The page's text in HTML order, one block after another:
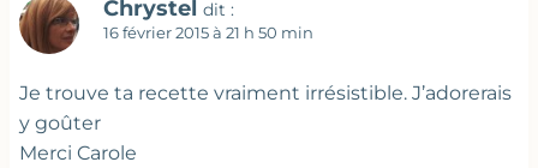
Chrystel dit :
16 février 2015 à 21 h 50 min
Je trouve ta recette vraiment irrésistible. J’adorerais
y goûter
Merci Carole